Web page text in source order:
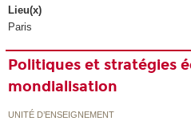
Lieu(x)
Paris
Politiques et stratégies
mondialisation
UNITÉ D’ENSEIGNEMENT